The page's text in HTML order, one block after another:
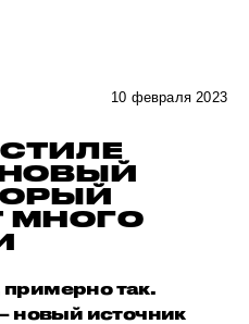
10 февраля 2023
МНОГО
так.
новый источник